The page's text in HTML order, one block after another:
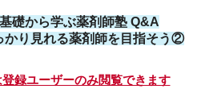
礎から学ぶ薬剤師塾 Q&A
かり見れる薬剤師を目指そう②
録ユーザーのみ閲覧できます